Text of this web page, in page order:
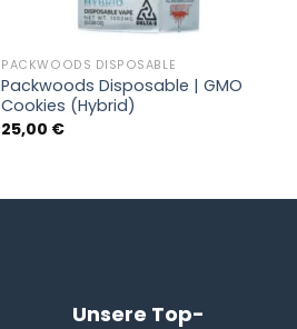
PACKWOODS DISPOSABLE
Packwoods Disposable | GMO
Cookies (Hybrid)
25,00 €
Unsere Top-